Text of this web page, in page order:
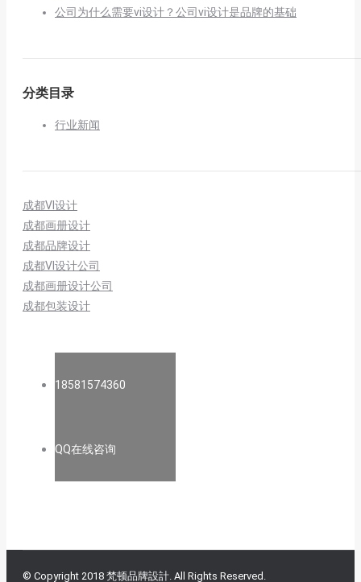
公司为什么需要vi设计？公司vi设计是品牌的基础
分类目录
行业新闻
成都VI设计
成都画册设计
成都品牌设计
成都VI设计公司
成都画册设计公司
成都包装设计
18581574360
QQ在线咨询
© Copyright 2018 梵顿品牌設計. All Rights Reserved.